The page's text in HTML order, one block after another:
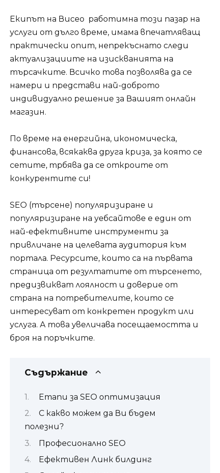
Екипът на Висео работимна този пазар на
услуги от дълго време, имама впечатляващ
практически опит, непрекъснато следи
актуализациите на изискванията на
търсачките. Всичко това позволява да се
намери и представи най-доброто
индивидуално решение за Вашият онлайн
магазин.
По време на енергийна, икономическа,
финансова, всякаква друга криза, за която се
сетите, трбява да се откроите от
конкурентите си!
SEO (търсене) популяризиране и
популяризиране на уебсайтове е един от
най-ефективните инструменти за
привличане на целевата аудитория към
портала. Ресурсите, които са на първата
страница от резултатите от търсенето,
предизвикват лоялност и доверие от
страна на потребителите, които се
интересуват от конкретен продукт или
услуга. А това увеличава посещаемостта и
броя на поръчките.
Съдържание
Етапи за SEO оптимизация
С какво можем да Ви бъдем
полезни?
Професионално SEO
Ефективен Линк билдинг